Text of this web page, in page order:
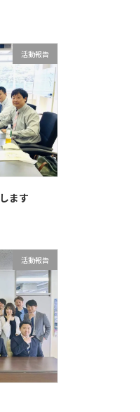
活動報告
ます
活動報告